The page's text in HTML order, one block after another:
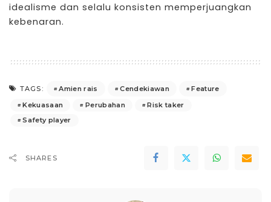
idealisme dan selalu konsisten memperjuangkan
kebenaran.
TAGS: Amien rais Cendekiawan
Feature
Kekuasaan
Perubahan
Risk taker
Safety player
SHARES